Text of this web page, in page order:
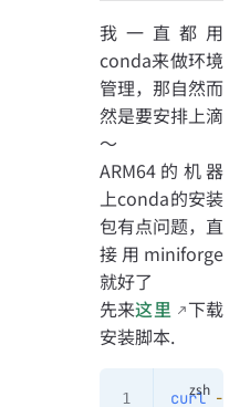
我一直都用
conda来做环境
管理，那自然而
然是要安排上滴
～
ARM64的机器
上conda的安装
包有点问题，直
接用miniforge
就好了
先来这里
下载
安装脚本.
curl -L